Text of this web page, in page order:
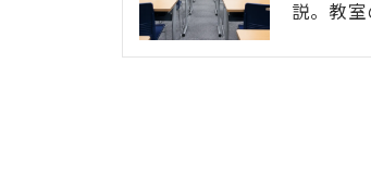
説。教